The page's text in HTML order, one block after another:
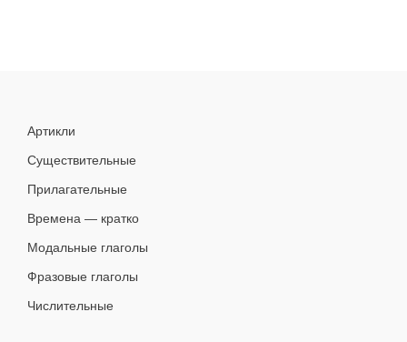
Артикли
Существительные
Прилагательные
Времена — кратко
Модальные глаголы
Фразовые глаголы
Числительные